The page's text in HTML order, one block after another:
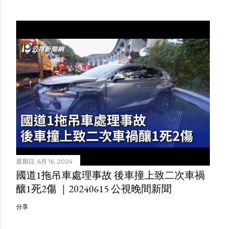
星期日, 6月 16, 2024
國道1拖吊車處理事故 後車撞上致二次車禍
釀1死2傷 ｜20240615 公視晚間新聞
分享